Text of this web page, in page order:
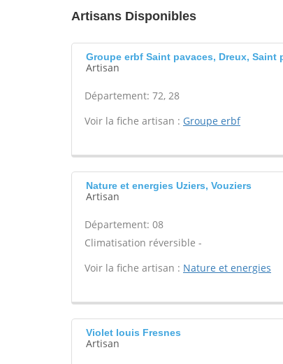
Artisans Disponibles
Groupe erbf Saint pavaces, Dreux, Saint
Artisan
Département: 72, 28
Voir la fiche artisan : Groupe erbf
Nature et energies Uziers, Vouziers
Artisan
Département: 08
Climatisation réversible -
Voir la fiche artisan : Nature et energies
Violet louis Fresnes
Artisan